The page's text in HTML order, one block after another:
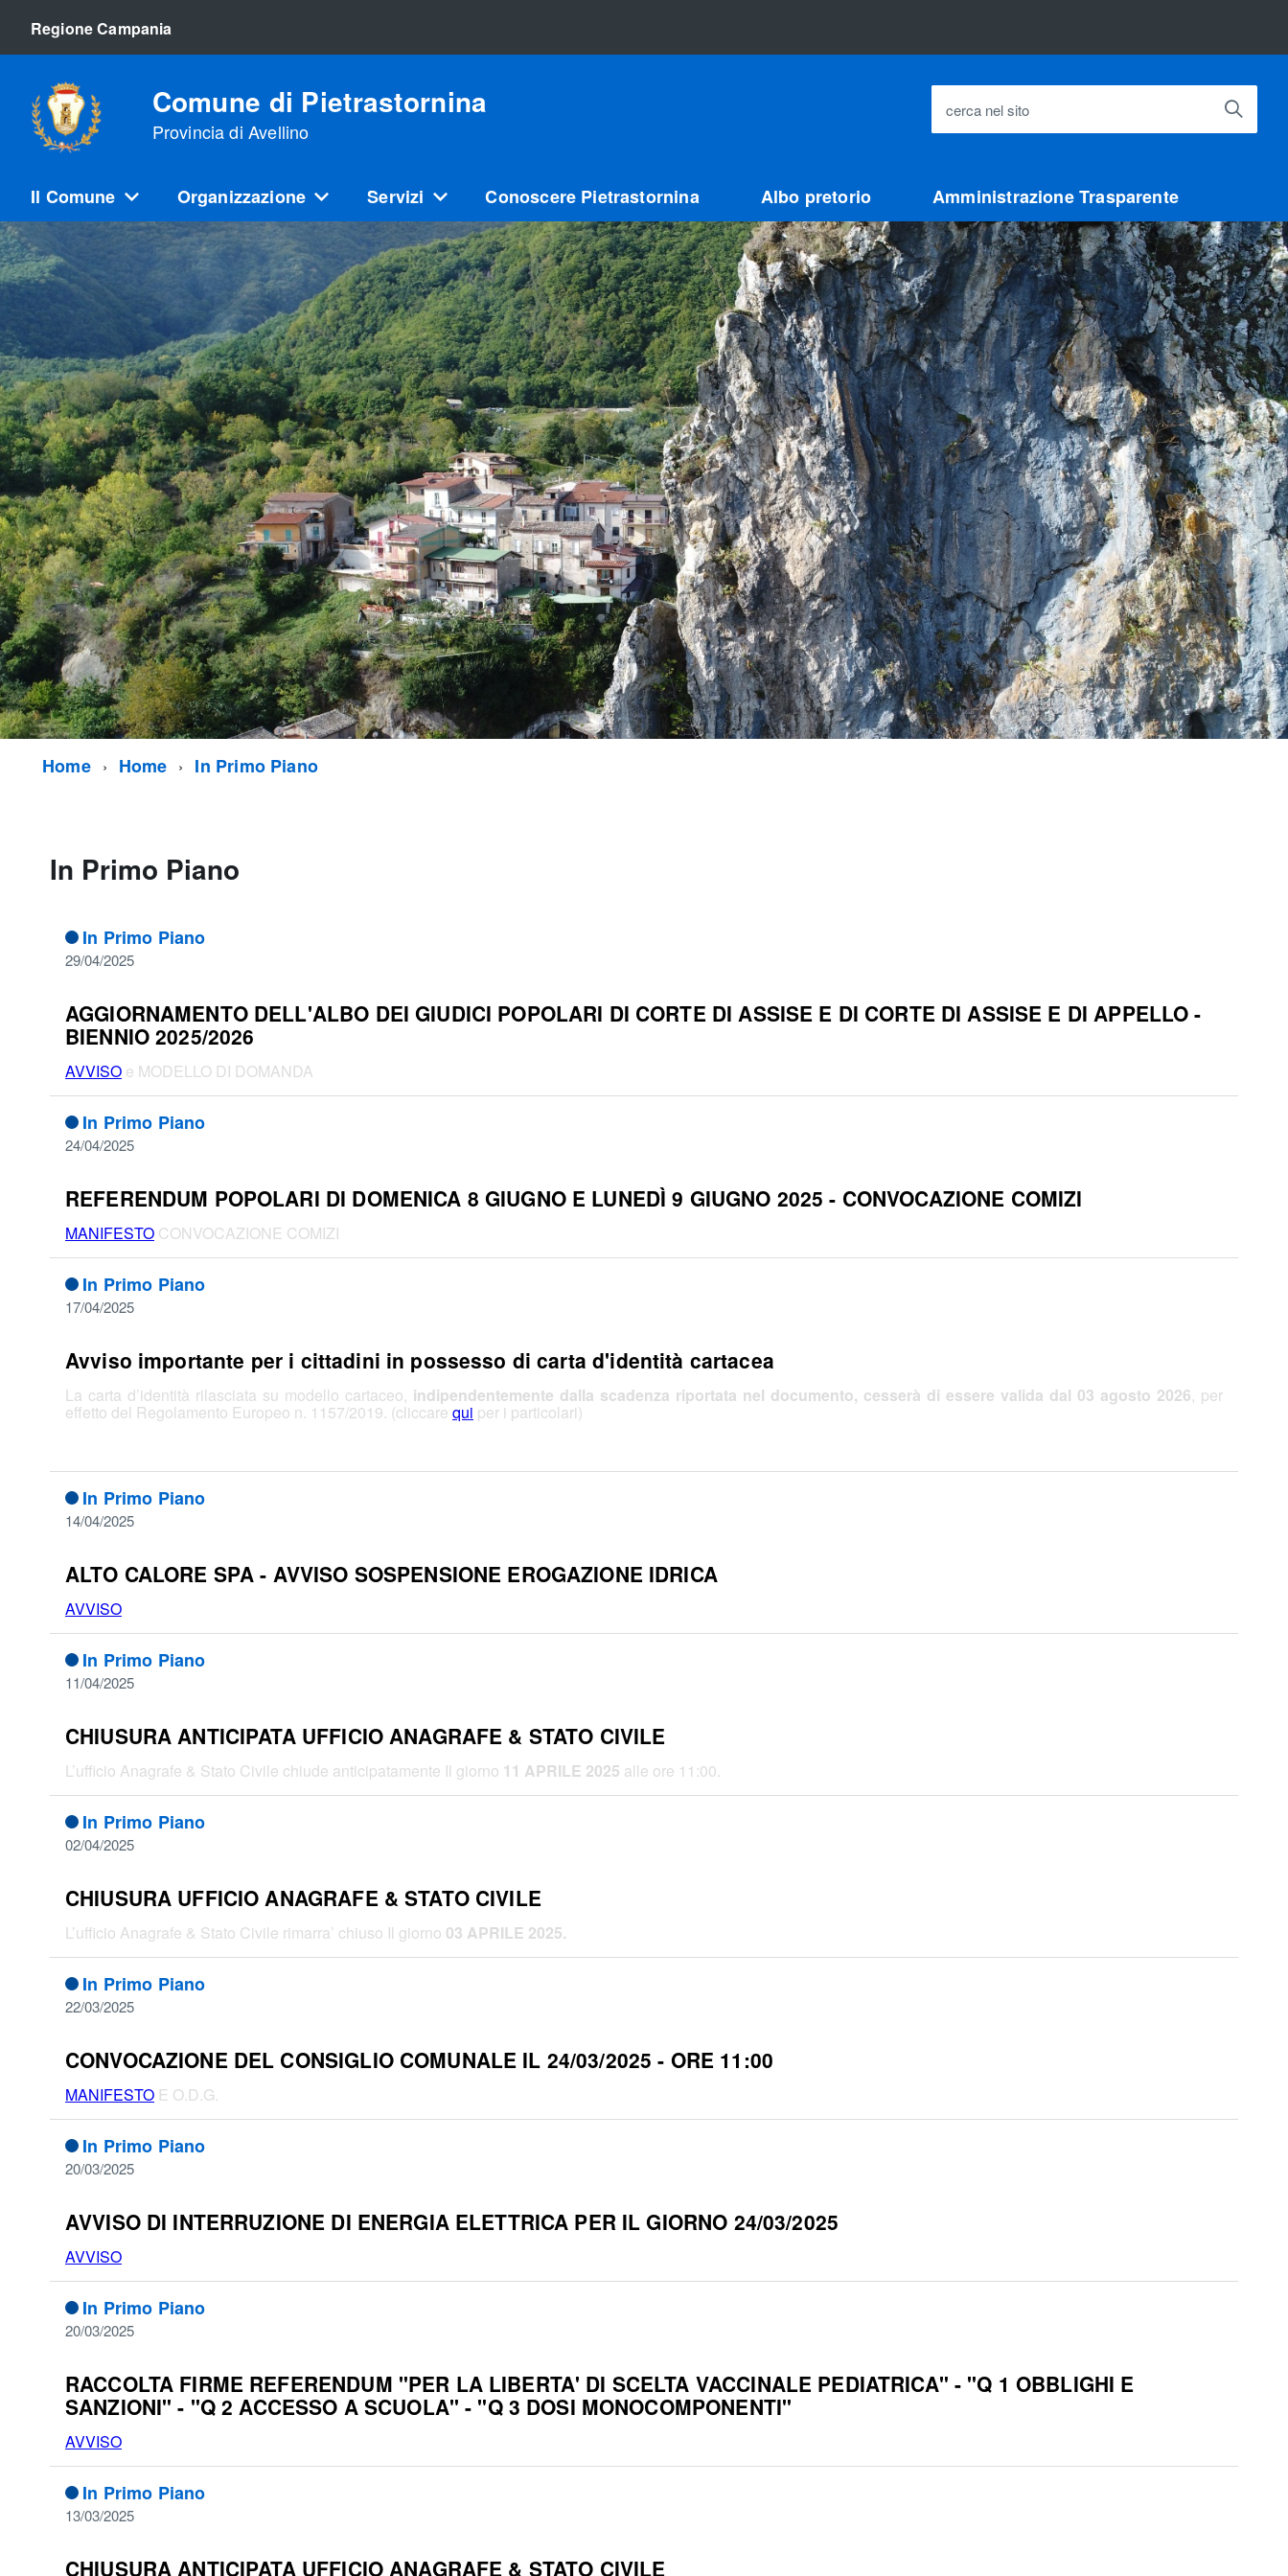
Regione Campania
Comune di Pietrastornina
Provincia di Avellino
cerca nel sito
Il Comune Organizzazione Servizi Conoscere Pietrastornina Albo pretorio Amministrazione Trasparente
Home Home In Primo Piano
In Primo Piano
In Primo Piano
29/04/2025
AGGIORNAMENTO DELL'ALBO DEI GIUDICI POPOLARI DI CORTE DI ASSISE E DI CORTE DI ASSISE E DI APPELLO -
BIENNIO 2025/2026
AVVISO e MODELLO DI DOMANDA
In Primo Piano
24/04/2025
REFERENDUM POPOLARI DI DOMENICA 8 GIUGNO E LUNEDÌ 9 GIUGNO 2025 - CONVOCAZIONE COMIZI
MANIFESTO CONVOCAZIONE COMIZI
In Primo Piano
17/04/2025
Avviso importante per i cittadini in possesso di carta d'identità cartacea
La carta d’identità rilasciata su modello cartaceo, indipendentemente dalla scadenza riportata nel documento, cesserà di essere valida dal 03 agosto 2026, per
effetto del Regolamento Europeo n. 1157/2019. (cliccare qui per i particolari)
In Primo Piano
14/04/2025
ALTO CALORE SPA - AVVISO SOSPENSIONE EROGAZIONE IDRICA
AVVISO
In Primo Piano
11/04/2025
CHIUSURA ANTICIPATA UFFICIO ANAGRAFE & STATO CIVILE
L’ufficio Anagrafe & Stato Civile chiude anticipatamente Il giorno 11 APRILE 2025 alle ore 11:00.
In Primo Piano
02/04/2025
CHIUSURA UFFICIO ANAGRAFE & STATO CIVILE
L’ufficio Anagrafe & Stato Civile rimarra’ chiuso Il giorno 03 APRILE 2025.
In Primo Piano
22/03/2025
CONVOCAZIONE DEL CONSIGLIO COMUNALE IL 24/03/2025 - ORE 11:00
MANIFESTO E O.D.G.
In Primo Piano
20/03/2025
AVVISO DI INTERRUZIONE DI ENERGIA ELETTRICA PER IL GIORNO 24/03/2025
AVVISO
In Primo Piano
20/03/2025
RACCOLTA FIRME REFERENDUM "PER LA LIBERTA' DI SCELTA VACCINALE PEDIATRICA" - "Q 1 OBBLIGHI E
SANZIONI" - "Q 2 ACCESSO A SCUOLA" - "Q 3 DOSI MONOCOMPONENTI"
AVVISO
In Primo Piano
13/03/2025
CHIUSURA ANTICIPATA UFFICIO ANAGRAFE & STATO CIVILE